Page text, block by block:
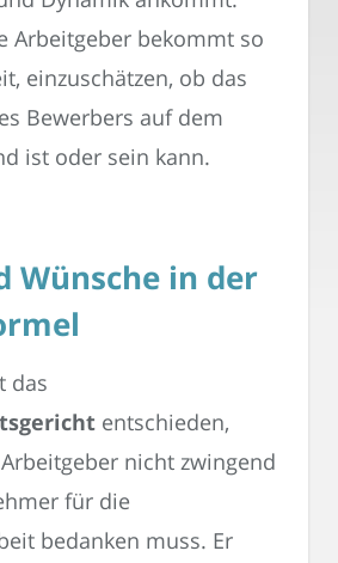
Arbeitgeber bekommt so
einzuschätzen, ob das
Bewerbers auf dem
ist oder sein kann.
Wünsche in der
das
entschieden,
nicht zwingend
für die
bedanken muss. Er